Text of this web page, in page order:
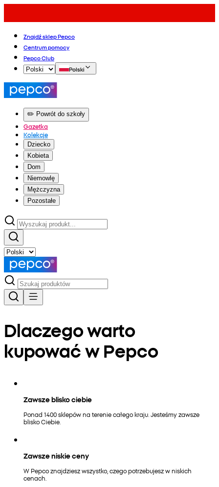
Znajdź sklep Pepco
Centrum pomocy
Pepco Club
Polski
✏️ Powrót do szkoły
Gazetka
Kolekcje
Dziecko
Kobieta
Dom
Niemowlę
Mężczyzna
Pozostałe
Dlaczego warto
kupować w Pepco
Zawsze blisko ciebie
Ponad 1400 sklepów na terenie całego kraju. Jesteśmy zawsze
blisko Ciebie.
Zawsze niskie ceny
W Pepco znajdziesz wszystko, czego potrzebujesz w niskich
cenach.